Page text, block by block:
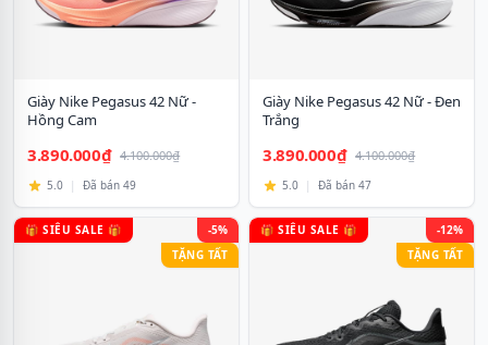
Giày Nike Pegasus 42 Nữ -
Hồng Cam
3.890.000₫ 4.100.000₫
5.0 | Đã bán 49
Giày Nike Pegasus 42 Nữ - Đen
Trắng
3.890.000₫ 4.100.000₫
5.0 | Đã bán 47
🎁 SIÊU SALE 🎁
-5%
TẶNG TẤT
🎁 SIÊU SALE 🎁
-12%
TẶNG TẤT